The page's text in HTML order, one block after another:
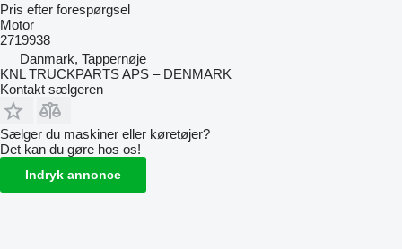
Pris efter forespørgsel
Motor
2719938
Danmark, Tappernøje
KNL TRUCKPARTS APS – DENMARK
Kontakt sælgeren
Sælger du maskiner eller køretøjer?
Det kan du gøre hos os!
Indryk annonce